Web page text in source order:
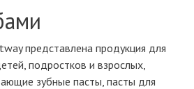
представлена продукция для
подростков и взрослых,
зубные пасты, пасты для